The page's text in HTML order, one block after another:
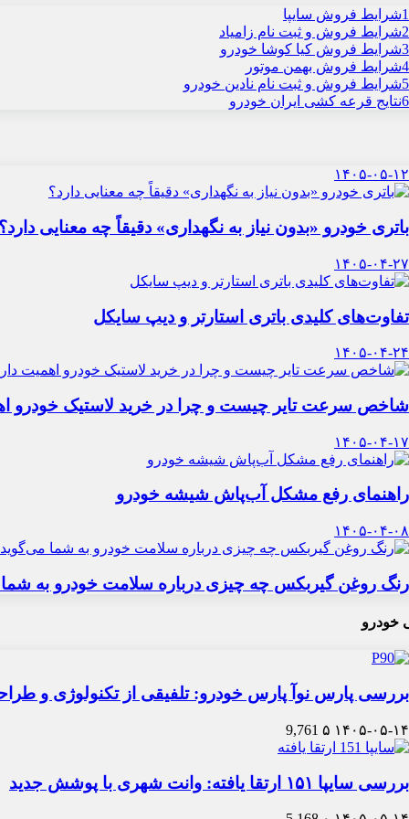
1شرایط فروش سایپا
2شرایط فروش و ثبت نام زامیاد
3شرایط فروش کیا کوشا خودرو
4شرایط فروش بهمن موتور
5شرایط فروش و ثبت نام نادین خودرو
6نتایج قرعه کشی ایران خودرو
۱۴۰۵-۰۵-۱۲
باتری خودرو «بدون نیاز به نگهداری» دقیقاً چه معنایی دارد؟
۱۴۰۵-۰۴-۲۷
تفاوت‌های کلیدی باتری استارتر و دیپ سایکل
۱۴۰۵-۰۴-۲۴
شاخص سرعت تایر چیست و چرا در خرید لاستیک خودرو
۱۴۰۵-۰۴-۱۷
راهنمای رفع مشکل آب‌پاش شیشه خودرو
۱۴۰۵-۰۴-۰۸
رنگ روغن گیربکس چه چیزی درباره سلامت خودرو به
خودرو
بررسی پارس نوآ پارس خودرو: تلفیقی از تکنولوژی و
۱۴۰۵-۰۵-۱۴ ۵ 9,761
بررسی سایپا ۱۵۱ ارتقا یافته: وانت شهری با پوشش جدید